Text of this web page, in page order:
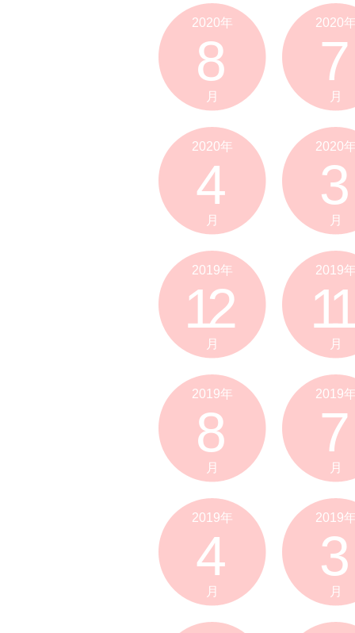
2020年
8
月
2020
7
月
2020年
4
月
2020
3
月
2019年
12
月
2019
11
月
2019年
8
月
2019
7
月
2019年
4
月
2019
3
月